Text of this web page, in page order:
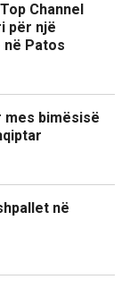
Channel
për një
Patos
bimësisë
në